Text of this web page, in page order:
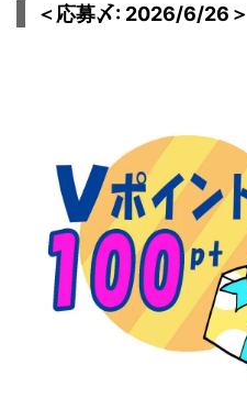
＜応募〆: 2026/6/26＞